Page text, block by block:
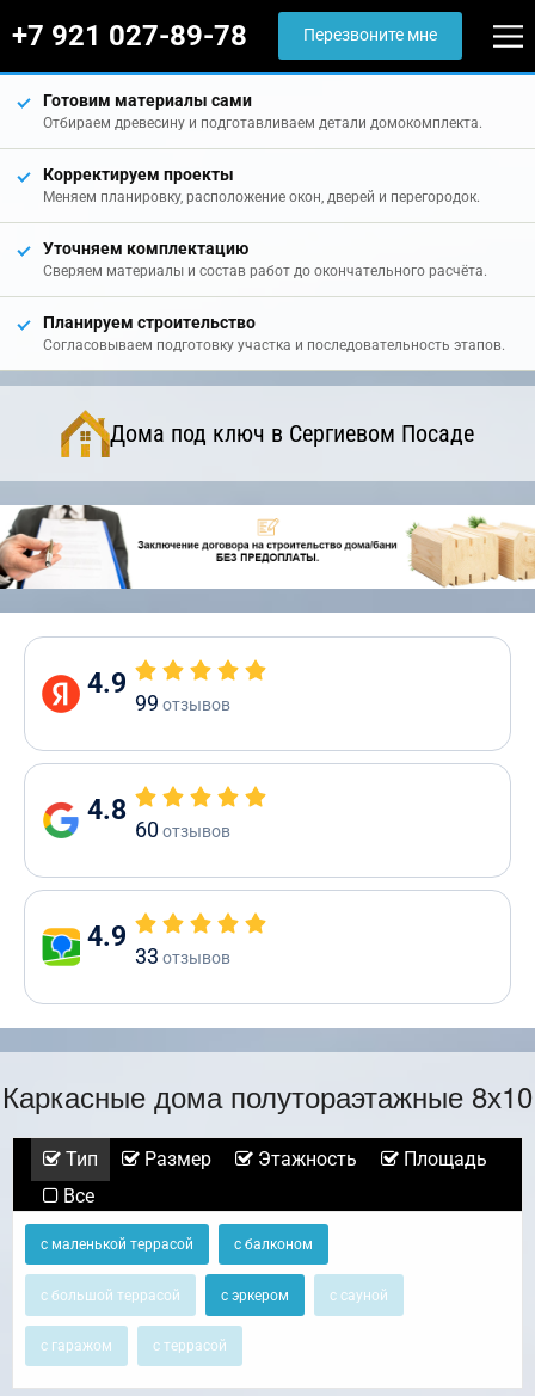
+7 921 027-89-78 Перезвоните мне
Готовим материалы сами
Отбираем древесину и подготавливаем детали домокомплекта.
Корректируем проекты
Меняем планировку, расположение окон, дверей и перегородок.
Уточняем комплектацию
Сверяем материалы и состав работ до окончательного расчёта.
Планируем строительство
Согласовываем подготовку участка и последовательность этапов.
Дома под ключ в Сергиевом Посаде
4.9
99 отзывов
4.8
60отзывов
4.9
33 отзывов
Каркасные дома полутораэтажные 8х10
Тип Размер Этажность
Площадь
Все
с маленькой террасой с балконом
с большой террасой с эркером с сауной
с гаражом с террасой